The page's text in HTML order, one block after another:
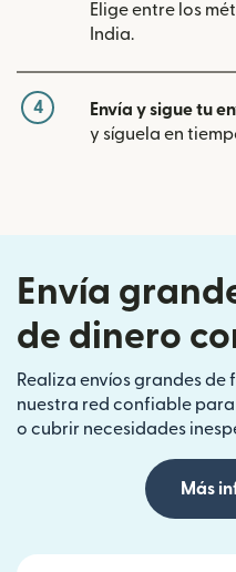
Elige entre los
India.
4 Envía y sigue tu
y síguela en
Envía
de dinero
Realiza envíos grandes
nuestra red confiable
o cubrir necesidades
Más